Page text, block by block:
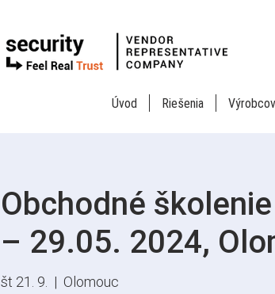
Úvod Riešenia
Obchodné
– 29.05. 2024,
št 21. 9.
  |
Olomouc